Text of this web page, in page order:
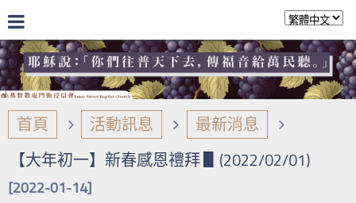
首頁 活動訊息
最新消息
【大年初一】新春感恩禮拜 ▋(2022/02/01)
[2022-01-14]